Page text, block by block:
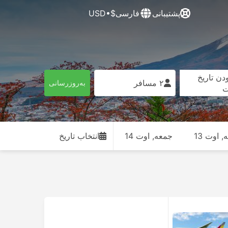
پشتیبانی فارسی$•USD
تاریخ
۲ مسافر به‌روزرسانی
اوت 13 جمعه, اوت 14 انتخاب تاریخ